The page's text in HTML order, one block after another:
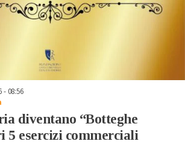
- 08:56
diventano “Botteghe
5 esercizi commerciali